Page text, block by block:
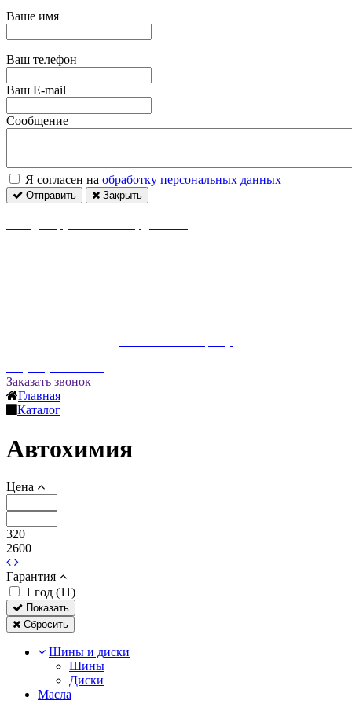
Ваше имя
Ваш телефон
Ваш E-mail
Сообщение
Я согласен на обработку персональных данных
Отправить Закрыть
Заказать звонок
Главная
Каталог
Автохимия
Цена
320
2600
Гарантия
1 год (11)
Показать
Сбросить
Шины и диски
Шины
Диски
Масла